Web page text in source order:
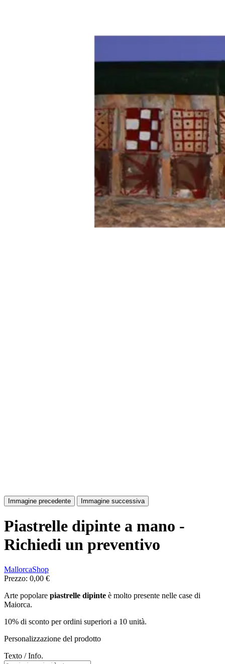
Immagine precedente Immagine successiva
Piastrelle dipinte a mano -
Richiedi un preventivo
MallorcaShop
Prezzo: 0,00 €
Arte popolare piastrelle dipinte è molto presente nelle case di
Maiorca.
10% di sconto per ordini superiori a 10 unità.
Personalizzazione del prodotto
Texto / Info.